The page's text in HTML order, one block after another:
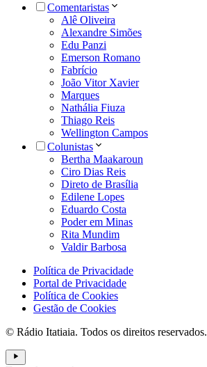
Comentaristas
Alê Oliveira
Alexandre Simões
Edu Panzi
Emerson Romano
Fabrício
João Vitor Xavier
Marques
Nathália Fiuza
Thiago Reis
Wellington Campos
Colunistas
Bertha Maakaroun
Ciro Dias Reis
Direto de Brasília
Edilene Lopes
Eduardo Costa
Poder em Minas
Rita Mundim
Valdir Barbosa
Política de Privacidade
Portal de Privacidade
Política de Cookies
Gestão de Cookies
© Rádio Itatiaia. Todos os direitos reservados.